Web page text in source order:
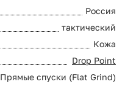
Россия
тактический
Кожа
Drop Point
Прямые спуски (Flat Grind)